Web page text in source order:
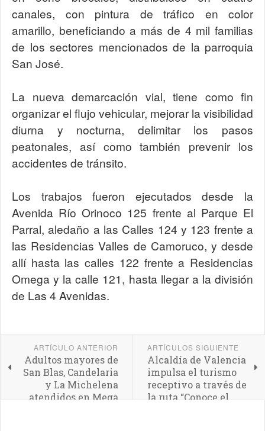
canales, con pintura de tráfico en color
amarillo, beneficiando a más de 4 mil familias
de los sectores mencionados de la parroquia
San José.
La nueva demarcación vial, tiene como fin
organizar el flujo vehicular, mejorar la visibilidad
diurna y nocturna, delimitar los pasos
peatonales, así como también prevenir los
accidentes de tránsito.
Los trabajos fueron ejecutados desde la
Avenida Río Orinoco 125 frente al Parque El
Parral, aledaño a las Calles 124 y 123 frente a
las Residencias Valles de Camoruco, y desde
allí hasta las calles 122 frente a Residencias
Omega y la calle 121, hasta llegar a la división
de Las 4 Avenidas.
ARTÍCULO ANTERIOR
Adultos mayores de
San Blas, Candelaria
y La Michelena
atendidos en Mega
ARTÍCULOS SIGUIENTE
Alcaldía de Valencia
impulsa el turismo
receptivo a través de
la ruta “Conoce el